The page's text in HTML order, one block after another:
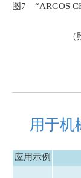
图7 “ARGOS
用于机
应用示例